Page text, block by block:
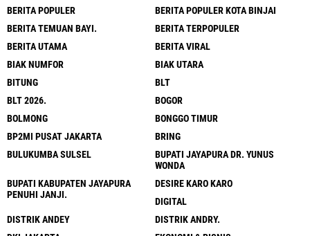
BERITA POPULER
BERITA POPULER KOTA BINJAI
BERITA TEMUAN BAYI.
BERITA TERPOPULER
BERITA UTAMA
BERITA VIRAL
BIAK NUMFOR
BIAK UTARA
BITUNG
BLT
BLT 2026.
BOGOR
BOLMONG
BONGGO TIMUR
BP2MI PUSAT JAKARTA
BRING
BULUKUMBA SULSEL
BUPATI JAYAPURA DR. YUNUS
WONDA
BUPATI KABUPATEN JAYAPURA
PENUHI JANJI.
DESIRE KARO KARO
DIGITAL
DISTRIK ANDEY
DISTRIK ANDRY.